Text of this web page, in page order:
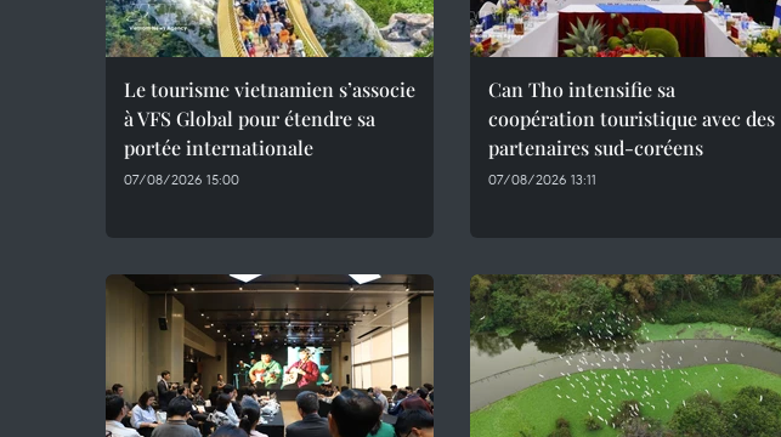
Le tourisme vietnamien s’associe
à VFS Global pour étendre sa
portée internationale
07/08/2026 15:00
Can Tho intensifie sa
coopération touristique avec des
partenaires sud-coréens
07/08/2026 13:11